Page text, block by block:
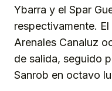
Ybarra y el Spar
respectivamente.
Arenales Canaluz
de salida, seguido
Sanrob en octavo